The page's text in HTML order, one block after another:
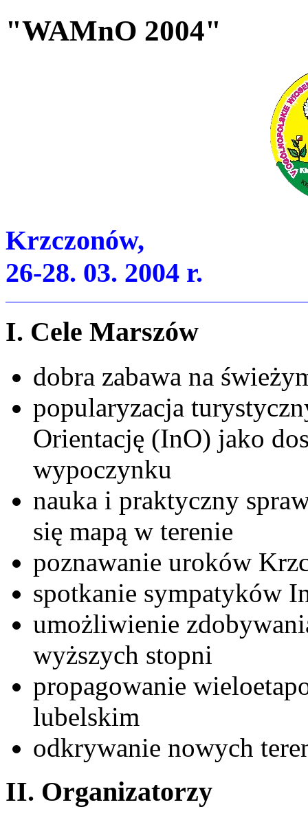
"WAMnO 2004"
Krzczonów,
26-28. 03. 2004 r.
I. Cele Marszów
dobra zabawa na
popularyzacja
Orientację (InO) jako
wypoczynku
nauka i praktyczny
się mapą w terenie
poznawanie uroków
spotkanie sympatyków
umożliwienie
wyższych stopni
propagowanie
lubelskim
odkrywanie nowych
II. Organizatorzy